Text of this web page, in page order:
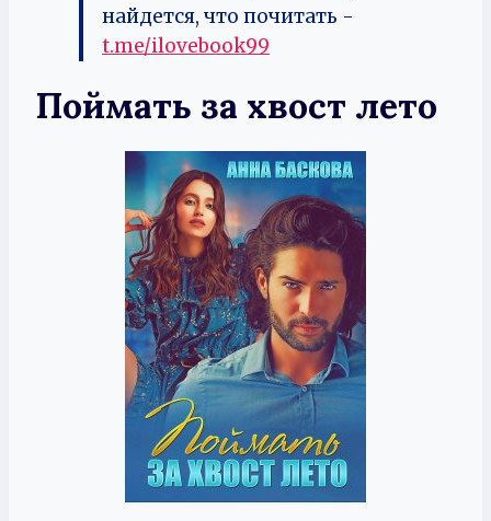
найдется, что почитать -
t.me/ilovebook99
Поймать за хвост лето